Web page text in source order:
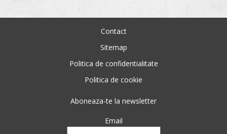
Contact
Sitemap
Politica de confidentialitate
Politica de cookie
Aboneaza-te la newsletter
Email